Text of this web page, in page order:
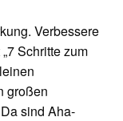
Verbessere
Schritte zum
großen
sind Aha-